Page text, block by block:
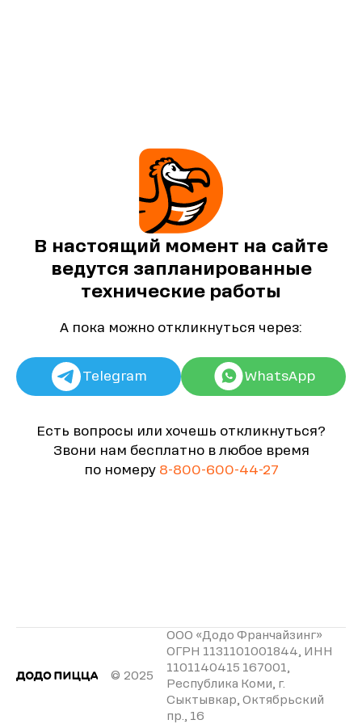
В настоящий момент на сайте
ведутся запланированные
технические работы
А пока можно откликнуться через:
Telegram WhatsApp
Есть вопросы или хочешь откликнуться?
Звони нам бесплатно в любое время
по номеру 8-800-600-44-27
© 2025
ООО «Додо Франчайзинг»
ОГРН 1131101001844, ИНН
1101140415 167001,
Республика Коми, г.
Сыктывкар, Октябрьский
пр., 16